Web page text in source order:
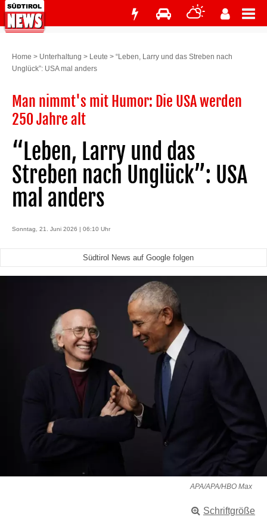
Home > Unterhaltung > Leute > “Leben, Larry und das Streben nach
Unglück”: USA mal anders
Man nimmt's mit Humor: Die USA werden
250 Jahre alt
“Leben, Larry und das
Streben nach Unglück”: USA
mal anders
Sonntag, 21. Juni 2026 | 06:10 Uhr
Südtirol News auf Google folgen
APA/APA/HBO Max
Schriftgröße